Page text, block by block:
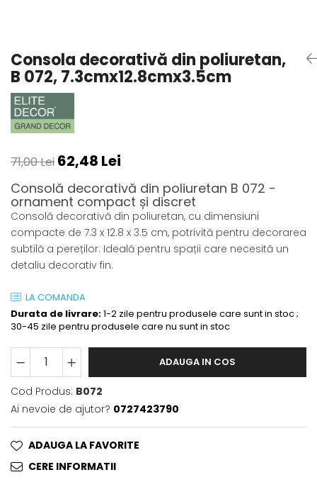
Seturi complete pilastri
Profile decorative din polimer
rigid
Brauri decorative din polimer rigid
si coltare
rigid
Rozete decorative
Consola decorativă din poliuretan,
B 072, 7.3cmx12.8cmx3.5cm
71,00 Lei 62,48 Lei
Consolă decorativă din poliuretan B 072 -
ornament compact și discret
Consolă decorativă din poliuretan, cu dimensiuni
compacte de 7.3 x 12.8 x 3.5 cm, potrivită pentru decorarea
subtilă a pereților. Ideală pentru spații care necesită un
detaliu decorativ fin.
LA COMANDA
Durata de livrare:1-2 zile pentru produsele care sunt in stoc ;
30-45 zile pentru produsele care nu sunt in stoc
ADAUGA IN COS
Cod Produs: B072
Ai nevoie de ajutor? 0727423790
ADAUGA LA FAVORITE
CERE INFORMATII